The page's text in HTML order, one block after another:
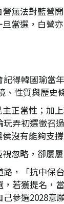
無法對藍營
當選，白營
得韓國瑜
性質與歷史
正當性；加
弄初選徵召
沒有能夠支
忽略，卻屢
，「抗中
若獲提名
參選2028意